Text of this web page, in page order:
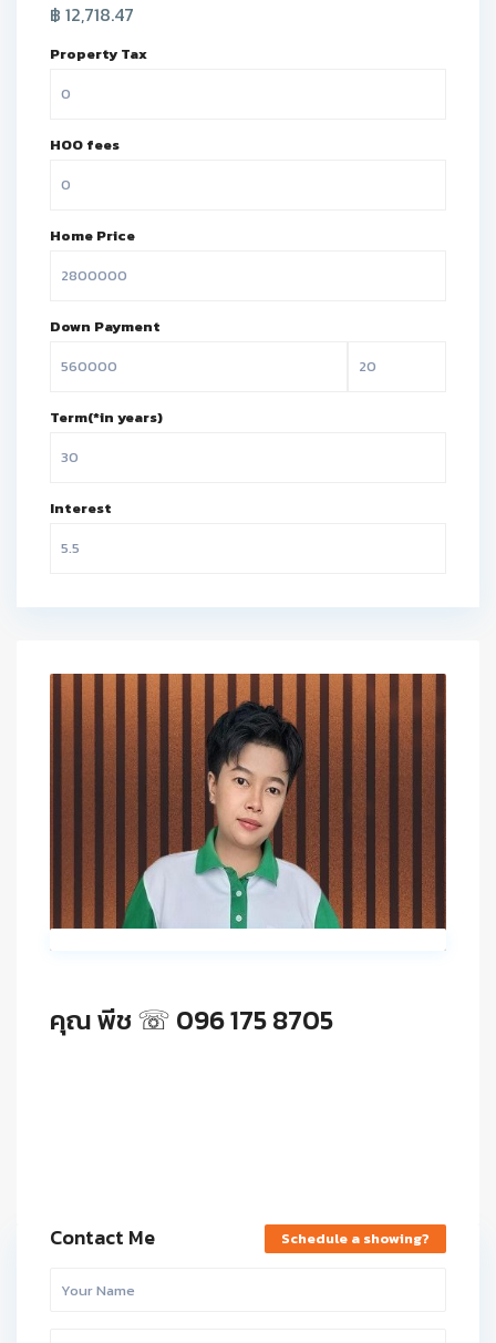
฿ 12,718.47
Property Tax
HOO fees
Home Price
Down Payment
Term(*in years)
Interest
คุณ พีช ☏ 096 175 8705
Contact Me Schedule a showing?